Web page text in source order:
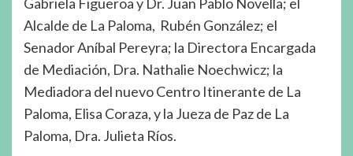
Alcalde de La Paloma, Rubén González; el
Senador Aníbal Pereyra; la Directora Encargada
de Mediación, Dra. Nathalie Noechwicz; la
Mediadora del nuevo Centro Itinerante de La
Paloma, Elisa Coraza, y la Jueza de Paz de La
Paloma, Dra. Julieta Ríos.